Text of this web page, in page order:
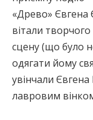
«Древо» Євгена
вітали
сцену (що було
одягати йому
увінчали
лавровим